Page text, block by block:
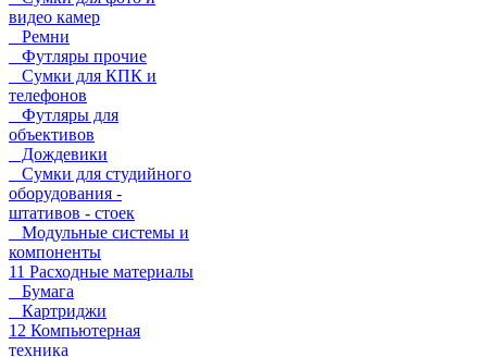
видео камер
Ремни
Футляры прочие
Сумки для КПК и
телефонов
Футляры для
объективов
Дождевики
Сумки для студийного
оборудования -
штативов - стоек
Модульные системы и
компоненты
11 Расходные материалы
Бумага
Картриджи
12 Компьютерная
техника